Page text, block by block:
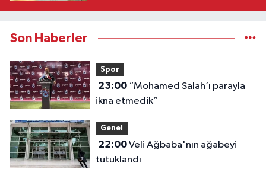
Son Haberler
Spor
23:00“Mohamed Salah’ı parayla
ikna etmedik”
Genel
22:00Veli Ağbaba'nın ağabeyi
tutuklandı